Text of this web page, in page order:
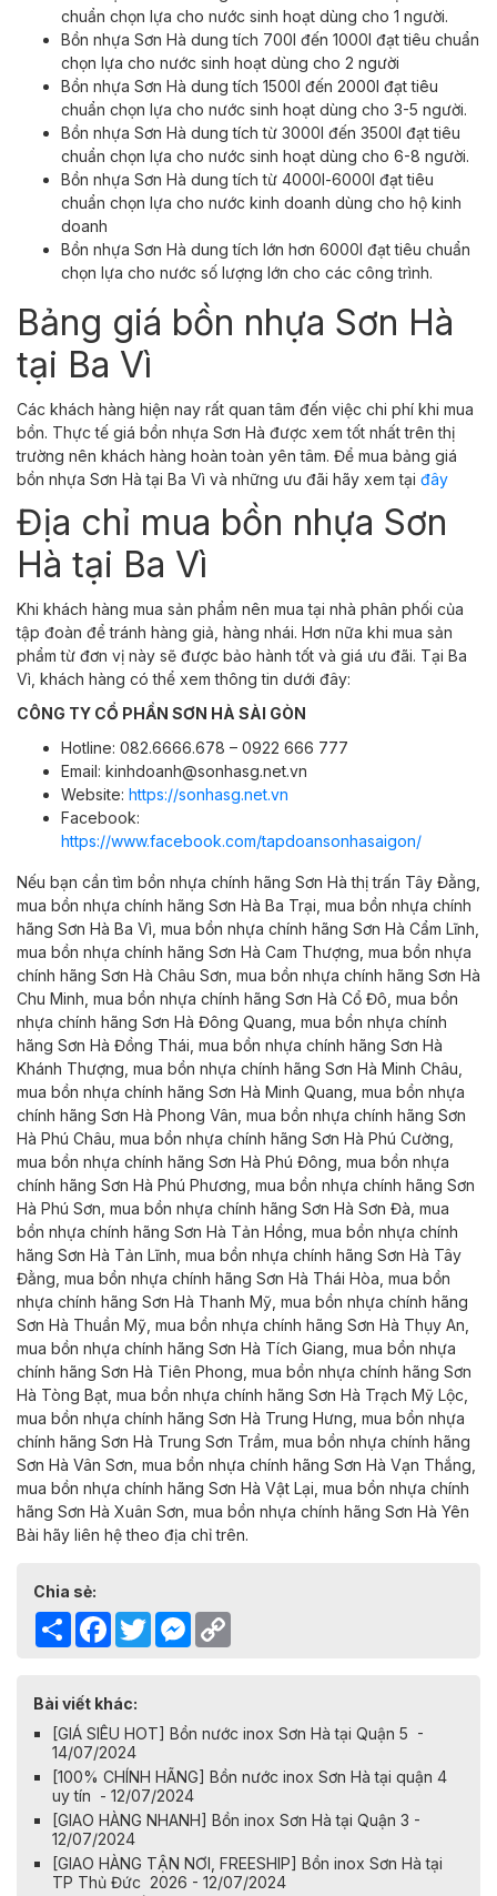
chuẩn chọn lựa cho nước sinh hoạt dùng cho 1 người.
Bồn nhựa Sơn Hà dung tích 700l đến 1000l đạt tiêu chuẩn
chọn lựa cho nước sinh hoạt dùng cho 2 người
Bồn nhựa Sơn Hà dung tích 1500l đến 2000l đạt tiêu
chuẩn chọn lựa cho nước sinh hoạt dùng cho 3-5 người.
Bồn nhựa Sơn Hà dung tích từ 3000l đến 3500l đạt tiêu
chuẩn chọn lựa cho nước sinh hoạt dùng cho 6-8 người.
Bồn nhựa Sơn Hà dung tích từ 4000l-6000l đạt tiêu
chuẩn chọn lựa cho nước kinh doanh dùng cho hộ kinh
doanh
Bồn nhựa Sơn Hà dung tích lớn hơn 6000l đạt tiêu chuẩn
chọn lựa cho nước số lượng lớn cho các công trình.
Bảng giá bồn nhựa Sơn Hà
tại Ba Vì
Các khách hàng hiện nay rất quan tâm đến việc chi phí khi mua
bồn. Thực tế giá bồn nhựa Sơn Hà được xem tốt nhất trên thị
trường nên khách hàng hoàn toàn yên tâm. Để mua bảng giá
bồn nhựa Sơn Hà tại Ba Vì và những ưu đãi hãy xem tại đây
Địa chỉ mua bồn nhựa Sơn
Hà tại Ba Vì
Khi khách hàng mua sản phẩm nên mua tại nhà phân phối của
tập đoàn để tránh hàng giả, hàng nhái. Hơn nữa khi mua sản
phẩm từ đơn vị này sẽ được bảo hành tốt và giá ưu đãi. Tại Ba
Vì, khách hàng có thể xem thông tin dưới đây:
CÔNG TY CỔ PHẦN SƠN HÀ SÀI GÒN
Hotline: 082.6666.678 – 0922 666 777
Email: kinhdoanh@sonhasg.net.vn
Website: https://sonhasg.net.vn
Facebook:
https://www.facebook.com/tapdoansonhasaigon/
Nếu bạn cần tìm bồn nhựa chính hãng Sơn Hà thị trấn Tây Đằng,
mua bồn nhựa chính hãng Sơn Hà Ba Trại, mua bồn nhựa chính
hãng Sơn Hà Ba Vì, mua bồn nhựa chính hãng Sơn Hà Cẩm Lĩnh,
mua bồn nhựa chính hãng Sơn Hà Cam Thượng, mua bồn nhựa
chính hãng Sơn Hà Châu Sơn, mua bồn nhựa chính hãng Sơn Hà
Chu Minh, mua bồn nhựa chính hãng Sơn Hà Cổ Đô, mua bồn
nhựa chính hãng Sơn Hà Đông Quang, mua bồn nhựa chính
hãng Sơn Hà Đồng Thái, mua bồn nhựa chính hãng Sơn Hà
Khánh Thượng, mua bồn nhựa chính hãng Sơn Hà Minh Châu,
mua bồn nhựa chính hãng Sơn Hà Minh Quang, mua bồn nhựa
chính hãng Sơn Hà Phong Vân, mua bồn nhựa chính hãng Sơn
Hà Phú Châu, mua bồn nhựa chính hãng Sơn Hà Phú Cường,
mua bồn nhựa chính hãng Sơn Hà Phú Đông, mua bồn nhựa
chính hãng Sơn Hà Phú Phương, mua bồn nhựa chính hãng Sơn
Hà Phú Sơn, mua bồn nhựa chính hãng Sơn Hà Sơn Đà, mua
bồn nhựa chính hãng Sơn Hà Tản Hồng, mua bồn nhựa chính
hãng Sơn Hà Tản Lĩnh, mua bồn nhựa chính hãng Sơn Hà Tây
Đằng, mua bồn nhựa chính hãng Sơn Hà Thái Hòa, mua bồn
nhựa chính hãng Sơn Hà Thanh Mỹ, mua bồn nhựa chính hãng
Sơn Hà Thuần Mỹ, mua bồn nhựa chính hãng Sơn Hà Thụy An,
mua bồn nhựa chính hãng Sơn Hà Tích Giang, mua bồn nhựa
chính hãng Sơn Hà Tiên Phong, mua bồn nhựa chính hãng Sơn
Hà Tòng Bạt, mua bồn nhựa chính hãng Sơn Hà Trạch Mỹ Lộc,
mua bồn nhựa chính hãng Sơn Hà Trung Hưng, mua bồn nhựa
chính hãng Sơn Hà Trung Sơn Trầm, mua bồn nhựa chính hãng
Sơn Hà Vân Sơn, mua bồn nhựa chính hãng Sơn Hà Vạn Thắng,
mua bồn nhựa chính hãng Sơn Hà Vật Lại, mua bồn nhựa chính
hãng Sơn Hà Xuân Sơn, mua bồn nhựa chính hãng Sơn Hà Yên
Bài hãy liên hệ theo địa chỉ trên.
Chia sẻ:
Share Facebook
TwitterMessenger
Bài viết khác:
[GIÁ SIÊU HOT] Bồn nước inox Sơn Hà tại Quận 5 -
14/07/2024
[100% CHÍNH HÃNG] Bồn nước inox Sơn Hà tại quận 4
uy tín - 12/07/2024
[GIAO HÀNG NHANH] Bồn inox Sơn Hà tại Quận 3 -
12/07/2024
[GIAO HÀNG TẬN NƠI, FREESHIP] Bồn inox Sơn Hà tại
TP Thủ Đức 2026 - 12/07/2024